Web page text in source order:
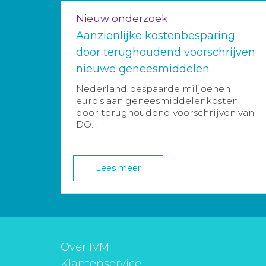
Nieuw onderzoek
Aanzienlijke kostenbesparing
door terughoudend voorschrijven
nieuwe geneesmiddelen
Nederland bespaarde miljoenen
euro’s aan geneesmiddelenkosten
door terughoudend voorschrijven van
DO...
Lees meer
Over IVM